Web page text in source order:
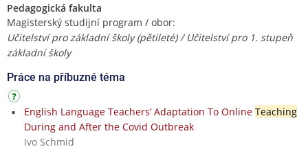
Pedagogická fakulta
Magisterský studijní program / obor:
Učitelství pro základní školy (pětileté) / Učitelství pro 1. stupeň
základní školy
Práce na příbuzné téma
English Language Teachers’ Adaptation To Online Teaching
During and After the Covid Outbreak
Ivo Schmid